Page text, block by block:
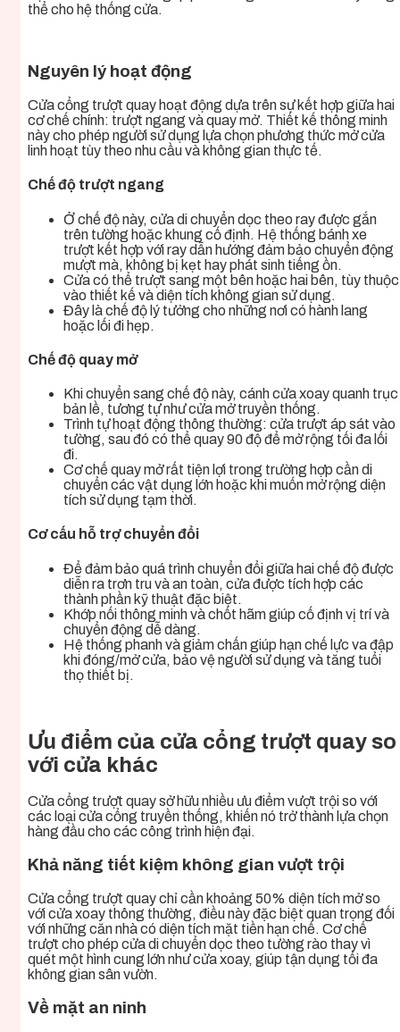
thể cho hệ thống cửa.
Nguyên lý hoạt động
Cửa cổng trượt quay hoạt động dựa trên sự kết hợp giữa hai
cơ chế chính: trượt ngang và quay mở. Thiết kế thông minh
này cho phép người sử dụng lựa chọn phương thức mở cửa
linh hoạt tùy theo nhu cầu và không gian thực tế.
Chế độ trượt ngang
Ở chế độ này, cửa di chuyển dọc theo ray được gắn
trên tường hoặc khung cố định. Hệ thống bánh xe
trượt kết hợp với ray dẫn hướng đảm bảo chuyển động
mượt mà, không bị kẹt hay phát sinh tiếng ồn.
Cửa có thể trượt sang một bên hoặc hai bên, tùy thuộc
vào thiết kế và diện tích không gian sử dụng.
Đây là chế độ lý tưởng cho những nơi có hành lang
hoặc lối đi hẹp.
Chế độ quay mở
Khi chuyển sang chế độ này, cánh cửa xoay quanh trục
bản lề, tương tự như cửa mở truyền thống.
Trình tự hoạt động thông thường: cửa trượt áp sát vào
tường, sau đó có thể quay 90 độ để mở rộng tối đa lối
đi.
Cơ chế quay mở rất tiện lợi trong trường hợp cần di
chuyển các vật dụng lớn hoặc khi muốn mở rộng diện
tích sử dụng tạm thời.
Cơ cấu hỗ trợ chuyển đổi
Để đảm bảo quá trình chuyển đổi giữa hai chế độ được
diễn ra trơn tru và an toàn, cửa được tích hợp các
thành phần kỹ thuật đặc biệt.
Khớp nối thông minh và chốt hãm giúp cố định vị trí và
chuyển động dễ dàng.
Hệ thống phanh và giảm chấn giúp hạn chế lực va đập
khi đóng/mở cửa, bảo vệ người sử dụng và tăng tuổi
thọ thiết bị.
Ưu điểm của cửa cổng trượt quay so
với cửa khác
Cửa cổng trượt quay sở hữu nhiều ưu điểm vượt trội so với
các loại cửa cổng truyền thống, khiến nó trở thành lựa chọn
hàng đầu cho các công trình hiện đại.
Khả năng tiết kiệm không gian vượt trội
Cửa cổng trượt quay chỉ cần khoảng 50% diện tích mở so
với cửa xoay thông thường, điều này đặc biệt quan trọng đối
với những căn nhà có diện tích mặt tiền hạn chế. Cơ chế
trượt cho phép cửa di chuyển dọc theo tường rào thay vì
quét một hình cung lớn như cửa xoay, giúp tận dụng tối đa
không gian sân vườn.
Về mặt an ninh